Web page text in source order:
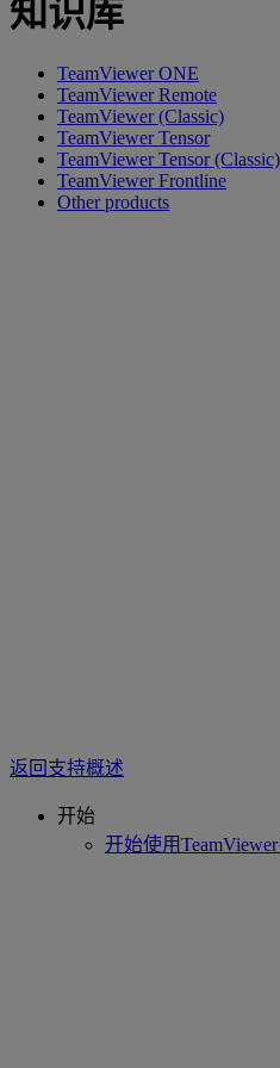
知识库
TeamViewer ONE
TeamViewer Remote
TeamViewer (Classic)
TeamViewer Tensor
TeamViewer Tensor (Classic)
TeamViewer Frontline
Other products
返回支持概述
开始
开始使用TeamViewer